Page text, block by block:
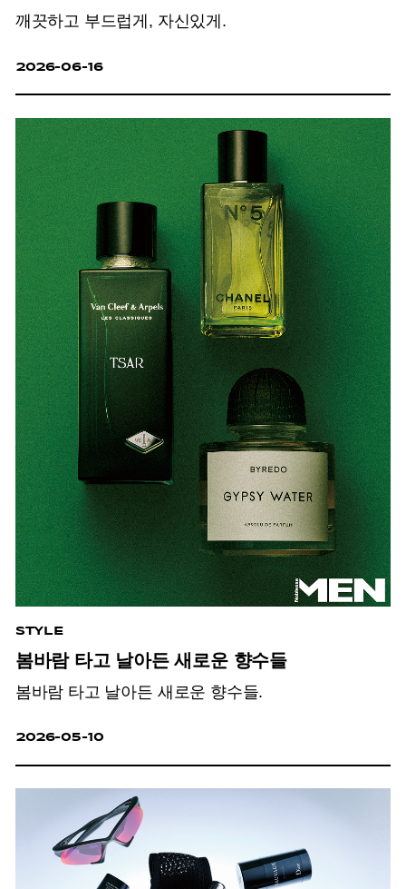
깨끗하고 부드럽게, 자신있게.
2026-06-16
STYLE
봄바람 타고 날아든 새로운 향수들
봄바람 타고 날아든 새로운 향수들.
2026-05-10